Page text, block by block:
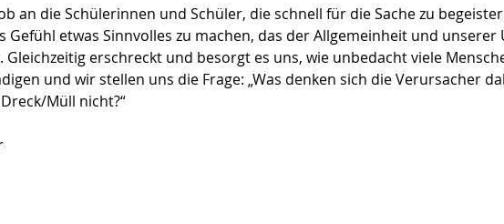
an die Schülerinnen und Schüler, die schnell für die Sache zu
Gefühl etwas Sinnvolles zu machen, das der Allgemeinheit und unserer
Gleichzeitig erschreckt und besorgt es uns, wie unbedacht viele
und wir stellen uns die Frage: „Was denken sich die Verursacher
Müll nicht?“